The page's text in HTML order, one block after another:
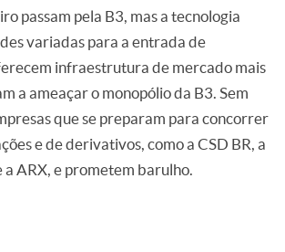
passam pela B3, mas a tecnologia
variadas para a entrada de
infraestrutura de mercado mais
a ameaçar o monopólio da B3. Sem
que se preparam para concorrer
e de derivativos, como a CSD BR, a
a ARX, e prometem barulho.